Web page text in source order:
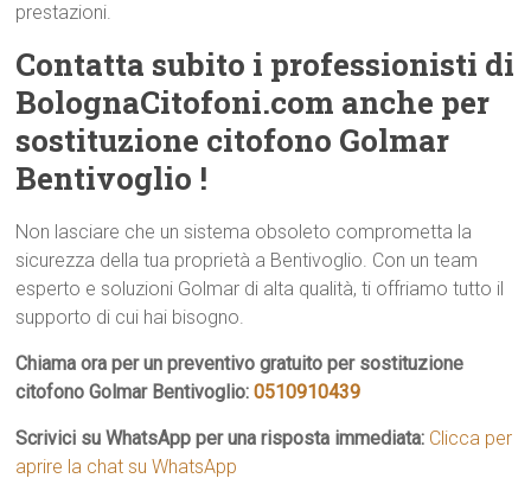
prestazioni.
Contatta subito i professionisti di
BolognaCitofoni.com anche per
sostituzione citofono Golmar
Bentivoglio !
Non lasciare che un sistema obsoleto comprometta la
sicurezza della tua proprietà a Bentivoglio. Con un team
esperto e soluzioni Golmar di alta qualità, ti offriamo tutto il
supporto di cui hai bisogno.
Chiama ora per un preventivo gratuito per sostituzione
citofono Golmar Bentivoglio:0510910439
Scrivici su WhatsApp per una risposta immediata: Clicca per
aprire la chat su WhatsApp